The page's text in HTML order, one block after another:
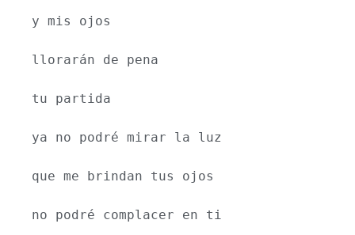
y mis ojos
llorarán de pena
tu partida
ya no podré mirar la luz
que me brindan tus ojos
no podré complacer en ti